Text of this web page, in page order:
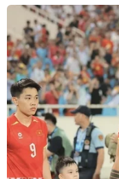
Công nhân lao động
dựng thương mại Đại
Bình
Bộ vi xử lý -
sản phẩm điện